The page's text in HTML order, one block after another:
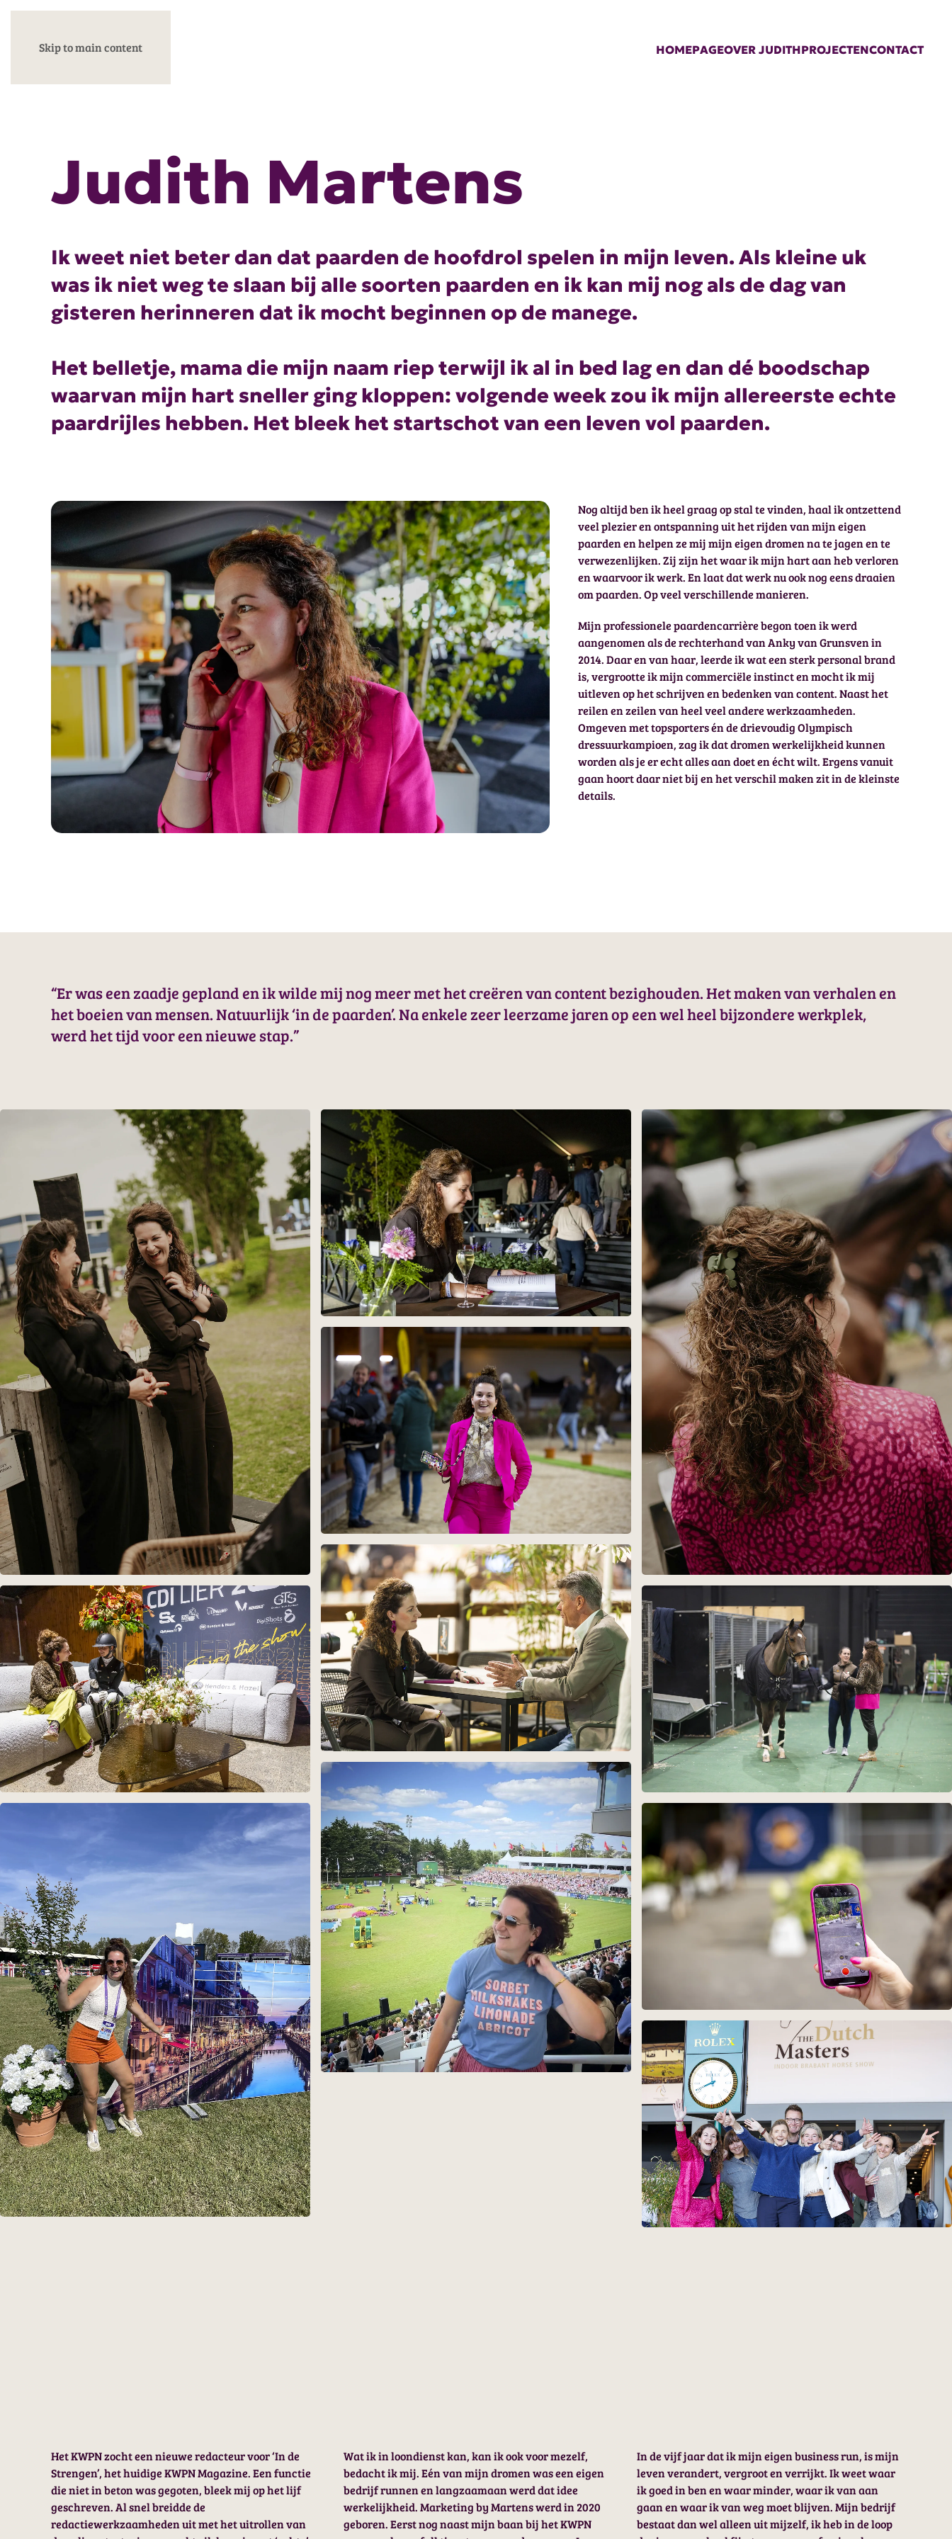
Skip to main content HOMEPAGEOVER JUDITHPROJECTENCONTACT
Judith Martens
Ik weet niet beter dan dat paarden de hoofdrol spelen in mijn leven. Als kleine uk
was ik niet weg te slaan bij alle soorten paarden en ik kan mij nog als de dag van
gisteren herinneren dat ik mocht beginnen op de manege.
Het belletje, mama die mijn naam riep terwijl ik al in bed lag en dan dé boodschap
waarvan mijn hart sneller ging kloppen: volgende week zou ik mijn allereerste echte
paardrijles hebben. Het bleek het startschot van een leven vol paarden.
Nog altijd ben ik heel graag op stal te vinden, haal ik ontzettend
veel plezier en ontspanning uit het rijden van mijn eigen
paarden en helpen ze mij mijn eigen dromen na te jagen en te
verwezenlijken. Zij zijn het waar ik mijn hart aan heb verloren
en waarvoor ik werk. En laat dat werk nu ook nog eens draaien
om paarden. Op veel verschillende manieren.
Mijn professionele paardencarrière begon toen ik werd
aangenomen als de rechterhand van Anky van Grunsven in
2014. Daar en van haar, leerde ik wat een sterk personal brand
is, vergrootte ik mijn commerciële instinct en mocht ik mij
uitleven op het schrijven en bedenken van content. Naast het
reilen en zeilen van heel veel andere werkzaamheden.
Omgeven met topsporters én de drievoudig Olympisch
dressuurkampioen, zag ik dat dromen werkelijkheid kunnen
worden als je er echt alles aan doet en écht wilt. Ergens vanuit
gaan hoort daar niet bij en het verschil maken zit in de kleinste
details.
“Er was een zaadje gepland en ik wilde mij nog meer met het creëren van content bezighouden. Het maken van verhalen en
het boeien van mensen. Natuurlijk ‘in de paarden’. Na enkele zeer leerzame jaren op een wel heel bijzondere werkplek,
werd het tijd voor een nieuwe stap.”
Het KWPN zocht een nieuwe redacteur voor ‘In de
Strengen’, het huidige KWPN Magazine. Een functie
die niet in beton was gegoten, bleek mij op het lijf
geschreven. Al snel breidde de
redactiewerkzaamheden uit met het uitrollen van
Wat ik in loondienst kan, kan ik ook voor mezelf,
bedacht ik mij. Eén van mijn dromen was een eigen
bedrijf runnen en langzaamaan werd dat idee
werkelijkheid. Marketing by Martens werd in 2020
geboren. Eerst nog naast mijn baan bij het KWPN
In de vijf jaar dat ik mijn eigen business run, is mijn
leven verandert, vergroot en verrijkt. Ik weet waar
ik goed in ben en waar minder, waar ik van aan
gaan en waar ik van weg moet blijven. Mijn bedrijf
bestaat dan wel alleen uit mijzelf, ik heb in de loop